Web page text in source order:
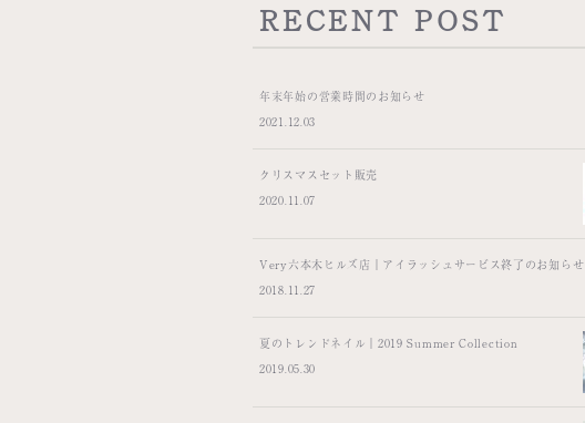
RECENT POST
年末年始の営業時間のお知らせ
2021.12.03
クリスマスセット販売
2020.11.07
Very六本木ヒルズ店｜アイラッシュサービス終了のお知らせ
2018.11.27
夏のトレンドネイル｜2019 Summer Collection
2019.05.30